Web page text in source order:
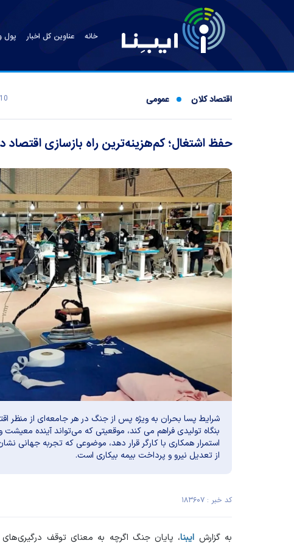
خانه عناوین کل اخبار پول
اقتصاد کلان عمومی 10 خرداد 1405 - 14:24
حفظ اشتغال؛ کم‌هزینه‌ترین راه بازسازی
شرایط پسا بحران به ویژه پس از جنگ در هر جامعه‌ای از منظر
استمرار همکاری با کارگر قرار دهد، موضوعی که تجربه جهانی
از تعدیل نیرو و پرداخت بیمه بیکاری است.
کد خبر : ۱۸۳۶۰۷
به گزارش ایبنا، پایان جنگ اگرچه به معنای توقف